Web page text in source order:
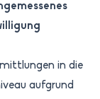
in die
aufgrund